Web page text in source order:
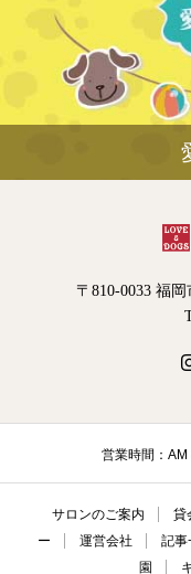
〒810-0033 福
営業時間：
サロンのご案内 貸
ー
運営会社 記事
園